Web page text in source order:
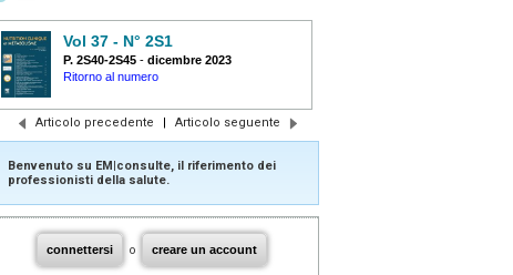
Vol 37 - N° 2S1
P. 2S40-2S45 - dicembre 2023
Ritorno al numero
Articolo precedente | Articolo seguente
Benvenuto su EM|consulte, il riferimento dei
professionisti della salute.
connettersi o creare un account